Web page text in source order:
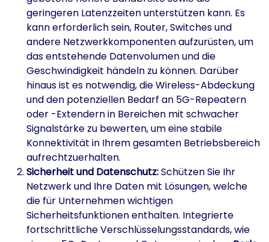
geringeren Latenzzeiten unterstützen kann. Es
kann erforderlich sein, Router, Switches und
andere Netzwerkkomponenten aufzurüsten, um
das entstehende Datenvolumen und die
Geschwindigkeit händeln zu können. Darüber
hinaus ist es notwendig, die Wireless-Abdeckung
und den potenziellen Bedarf an 5G-Repeatern
oder -Extendern in Bereichen mit schwacher
Signalstärke zu bewerten, um eine stabile
Konnektivität in Ihrem gesamten Betriebsbereich
aufrechtzuerhalten.
Sicherheit und Datenschutz:Schützen Sie Ihr
Netzwerk und Ihre Daten mit Lösungen, welche
die für Unternehmen wichtigen
Sicherheitsfunktionen enthalten. Integrierte
fortschrittliche Verschlüsselungsstandards, wie